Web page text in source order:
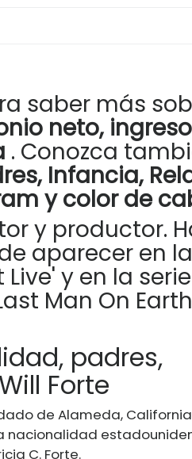
saber más
neto,
. Conozca
Infancia,
y color de
y productor.
aparecer en
y en la
Man On
padres,
Forte
de Alameda,
C. Forte.